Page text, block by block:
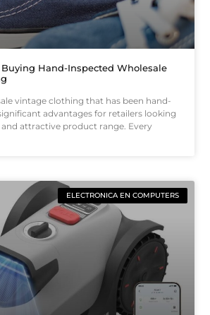
Hand-Inspected Wholesale
vintage clothing that has been hand-
advantages for retailers looking
attractive product range. Every
ELECTRONICA EN COMPUTERS